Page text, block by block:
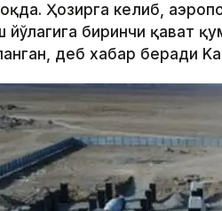
Ҳозирга келиб,
йўлагига биринчи қават
деб хабар беради